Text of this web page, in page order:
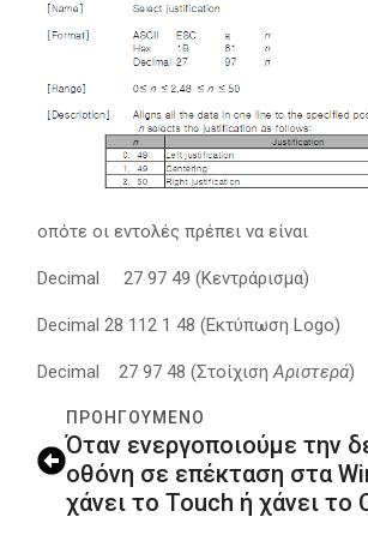
οπότε οι εντολές πρέπει να είναι
Decimal 27 97 49 (Κεντράρισμα)
Decimal 28 112 1 48 (Εκτύπωση Logo)
Decimal 27 97 48 (ΣτοίχισηΑριστερά)
ΠΡΟΗΓΟΎΜΕΝΟ
Όταν ενεργοποιούμε την
οθόνη σε επέκταση στα
χάνει το Touch ή χάνει το